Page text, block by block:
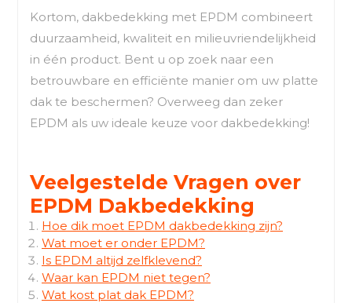
Kortom, dakbedekking met EPDM combineert
duurzaamheid, kwaliteit en milieuvriendelijkheid
in één product. Bent u op zoek naar een
betrouwbare en efficiënte manier om uw platte
dak te beschermen? Overweeg dan zeker
EPDM als uw ideale keuze voor dakbedekking!
Veelgestelde Vragen over
EPDM Dakbedekking
Hoe dik moet EPDM dakbedekking zijn?
Wat moet er onder EPDM?
Is EPDM altijd zelfklevend?
Waar kan EPDM niet tegen?
Wat kost plat dak EPDM?